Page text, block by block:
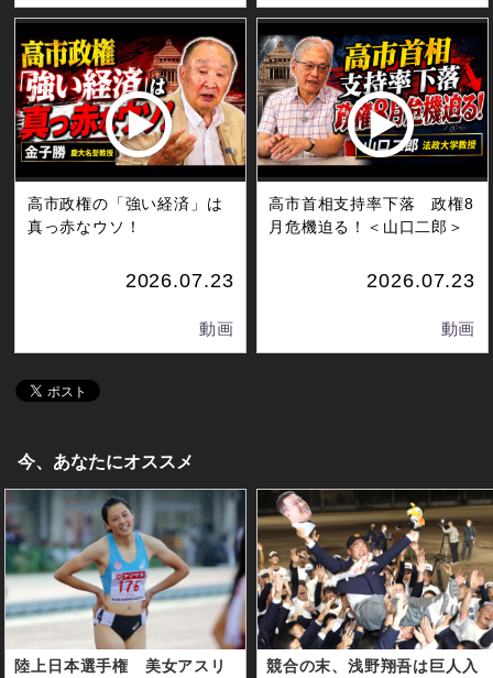
高市政権の「強い経済」は
真っ赤なウソ！
2026.07.23
動画
高市首相支持率下落 政権8
月危機迫る！＜山口二郎＞
2026.07.23
動画
今、あなたにオススメ
陸上日本選手権 美女アスリ
競合の末、浅野翔吾は巨人入